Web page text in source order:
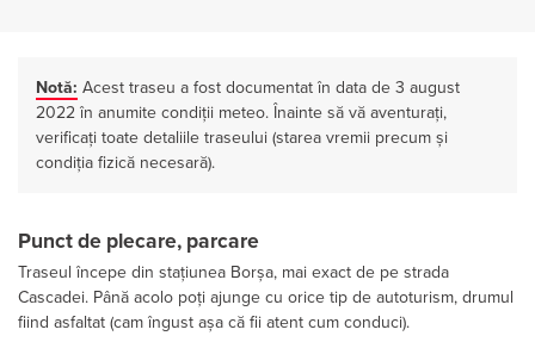
Notă: Acest traseu a fost documentat în data de 3 august
2022 în anumite condiții meteo. Înainte să vă aventurați,
verificați toate detaliile traseului (starea vremii precum și
condiția fizică necesară).
Punct de plecare, parcare
Traseul începe din stațiunea Borșa, mai exact de pe strada
Cascadei. Până acolo poți ajunge cu orice tip de autoturism, drumul
fiind asfaltat (cam îngust așa că fii atent cum conduci).